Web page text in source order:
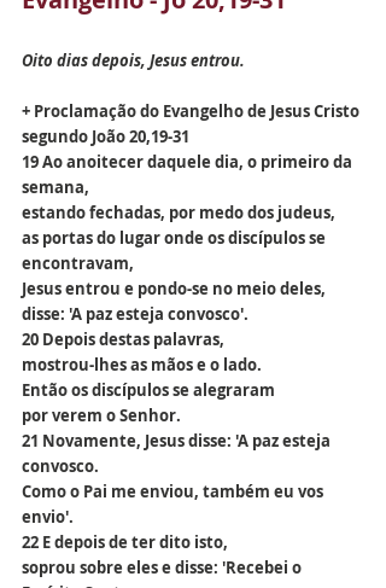
Oito dias depois, Jesus entrou.
+ Proclamação do Evangelho de Jesus Cristo
segundo João 20,19-31
19 Ao anoitecer daquele dia, o primeiro da
semana,
estando fechadas, por medo dos judeus,
as portas do lugar onde os discípulos se
encontravam,
Jesus entrou e pondo-se no meio deles,
disse: 'A paz esteja convosco'.
20 Depois destas palavras,
mostrou-lhes as mãos e o lado.
Então os discípulos se alegraram
por verem o Senhor.
21 Novamente, Jesus disse: 'A paz esteja
convosco.
Como o Pai me enviou, também eu vos
envio'.
22 E depois de ter dito isto,
soprou sobre eles e disse: 'Recebei o